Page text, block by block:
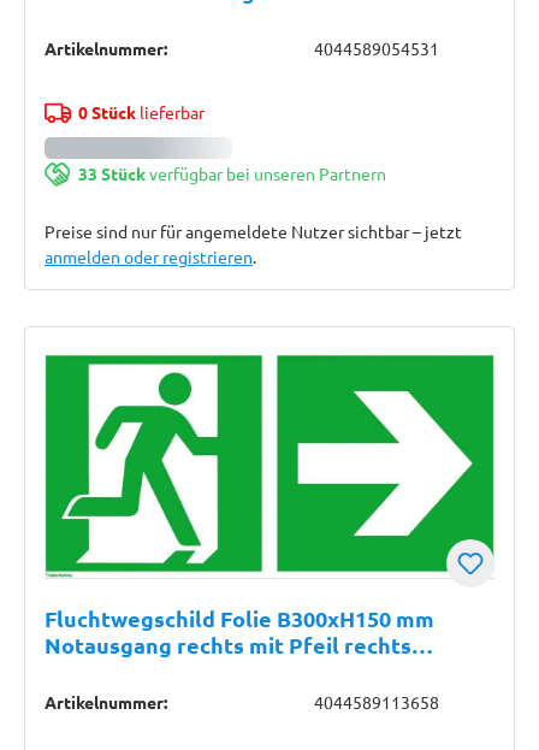
Artikelnummer: 4044589054531
0 Stücklieferbar
33 Stückverfügbar bei unseren Partnern
Preise sind nur für angemeldete Nutzer sichtbar – jetzt
anmelden oder registrieren.
Fluchtwegschild Folie B300xH150 mm
Notausgang rechts mit Pfeil rechts
Artikelnummer: 4044589113658